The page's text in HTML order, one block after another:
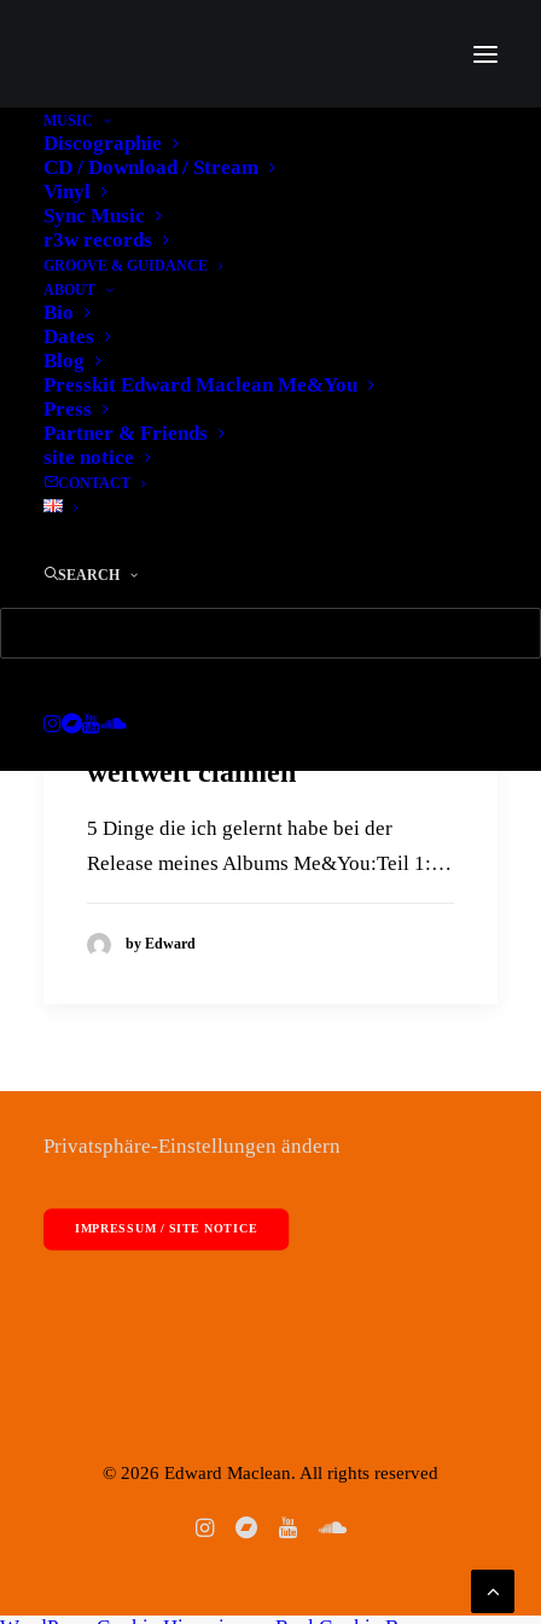
MUSIC
Discographie
CD / Download / Stream
Vinyl
Sync Music
r3w records
GROOVE & GUIDANCE
ABOUT
Bio
Dates
Blog
Presskit Edward Maclean Me&You
Press
Partner & Friends
site notice
CONTACT
SEARCH
Leistungsschutzrechte
weltweit claimen
5 Dinge die ich gelernt habe bei der
Release meines Albums Me&You:Teil 1:…
by Edward
Privatsphäre-Einstellungen ändern
IMPRESSUM / SITE NOTICE
© 2026 Edward Maclean. All rights reserved